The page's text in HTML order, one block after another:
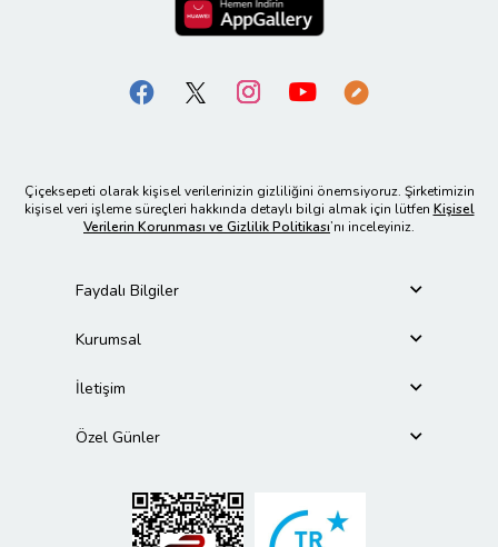
Çiçeksepeti olarak kişisel verilerinizin gizliliğini önemsiyoruz. Şirketimizin
kişisel veri işleme süreçleri hakkında detaylı bilgi almak için lütfen Kişisel
Verilerin Korunması ve Gizlilik Politikası’nı inceleyiniz.
Faydalı Bilgiler
Kurumsal
İletişim
Özel Günler